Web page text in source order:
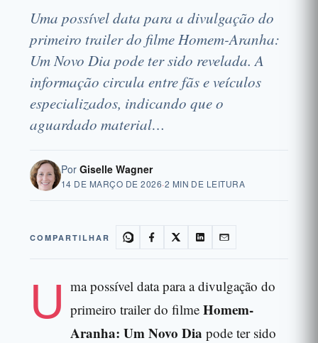
Uma possível data para a divulgação do
primeiro trailer do filme Homem-Aranha:
Um Novo Dia pode ter sido revelada. A
informação circula entre fãs e veículos
especializados, indicando que o
aguardado material…
Por Giselle Wagner
14 DE MARÇO DE 2026·2 MIN DE LEITURA
COMPARTILHAR
U ma possível data para a divulgação do
primeiro trailer do filme Homem-
Aranha: Um Novo Dia pode ter sido